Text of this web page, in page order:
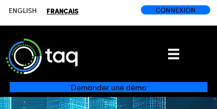
ENGLISH FRANÇAIS CONNEXION
Demander une démo